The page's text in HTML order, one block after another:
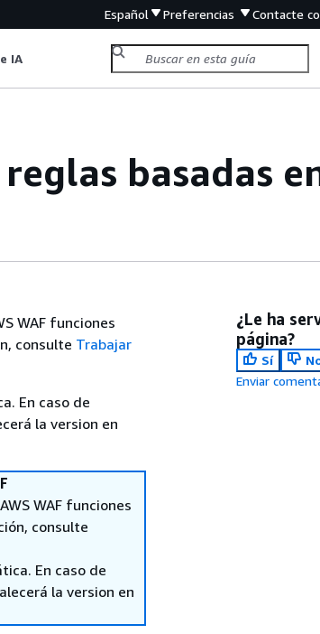
Español Preferencias Contacte
IA
basadas
WAF funciones
consulte Trabajar
En caso de
la version en
WAF funciones
consulte
En caso de
la version en
¿Le ha
página?
Sí
Enviar